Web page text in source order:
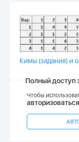
Кимы (задания) и
Полный доступ
Чтобы
авторизоваться